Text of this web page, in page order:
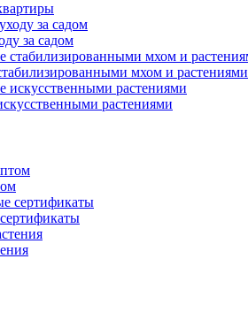
за садом
мхом и растениями
растениями